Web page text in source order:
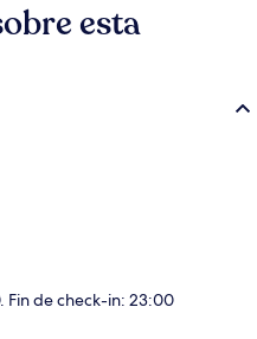
esta
Fin de check-in: 23:00